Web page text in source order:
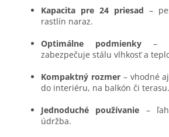
Kapacita pre 24 priesad –
rastlín naraz.
Optimálne podmienky–
zabezpečuje stálu vlhkosť a
Kompaktný rozmer– vhodné
do interiéru, na balkón či terasu.
Jednoduché používanie –
údržba.